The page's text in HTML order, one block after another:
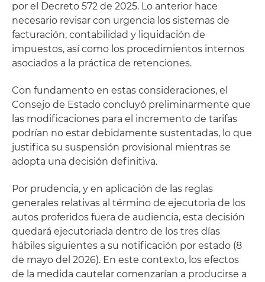
por el Decreto 572 de 2025. Lo anterior hace
necesario revisar con urgencia los sistemas de
facturación, contabilidad y liquidación de
impuestos, así como los procedimientos internos
asociados a la práctica de retenciones.
Con fundamento en estas consideraciones, el
Consejo de Estado concluyó preliminarmente que
las modificaciones para el incremento de tarifas
podrían no estar debidamente sustentadas, lo que
justifica su suspensión provisional mientras se
adopta una decisión definitiva.
Por prudencia, y en aplicación de las reglas
generales relativas al término de ejecutoria de los
autos proferidos fuera de audiencia, esta decisión
quedará ejecutoriada dentro de los tres días
hábiles siguientes a su notificación por estado (8
de mayo del 2026). En este contexto, los efectos
de la medida cautelar comenzarían a producirse a